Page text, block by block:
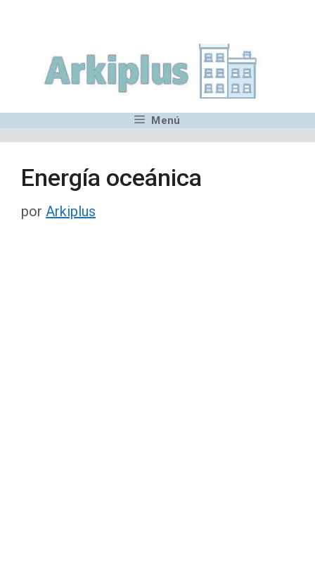
contenido
Menú
Energía oceánica
por Arkiplus